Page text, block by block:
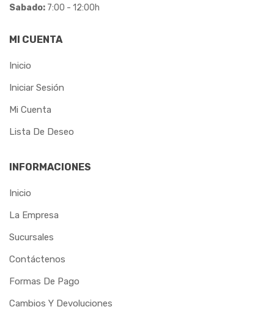
MADEMIL
MAR-GIRIUS
MARCON
MAX
METALPLAN
MGS
MORETZSOHN
NORTEFIOS
OSBORN
Sabado: 7:00 - 12:00h
MI CUENTA
Inicio
Iniciar Sesión
Mi Cuenta
Lista De Deseo
INFORMACIONES
Inicio
La Empresa
Sucursales
Contáctenos
Formas De Pago
Cambios Y Devoluciones